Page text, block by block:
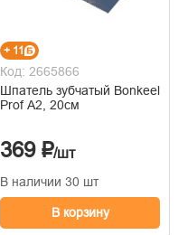
+ 11
Код: 2665866
Шпатель зубчатый Bonkeel
Prof A2, 20см
369 ₽/шт
В наличии 30 шт
В корзину